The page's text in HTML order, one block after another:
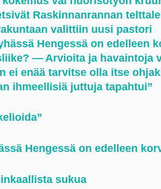
Raskinnanrannan
valittiin uusi pastori
Hengessä on edelleen
— Arvioita ja havaintoja
ei enää tarvitse olla itse
ihmeellisiä juttuja tapahtui”
Hengessä on edelleen
sukua